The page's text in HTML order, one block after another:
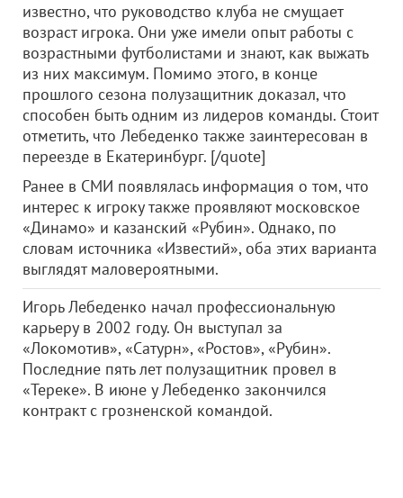
известно, что руководство клуба не смущает
возраст игрока. Они уже имели опыт работы с
возрастными футболистами и знают, как выжать
из них максимум. Помимо этого, в конце
прошлого сезона полузащитник доказал, что
способен быть одним из лидеров команды. Стоит
отметить, что Лебеденко также заинтересован в
переезде в Екатеринбург. [/quote]
Ранее в СМИ появлялась информация о том, что
интерес к игроку также проявляют московское
«Динамо» и казанский «Рубин». Однако, по
словам источника «Известий», оба этих варианта
выглядят маловероятными.
Игорь Лебеденко начал профессиональную
карьеру в 2002 году. Он выступал за
«Локомотив», «Сатурн», «Ростов», «Рубин».
Последние пять лет полузащитник провел в
«Тереке». В июне у Лебеденко закончился
контракт с грозненской командой.